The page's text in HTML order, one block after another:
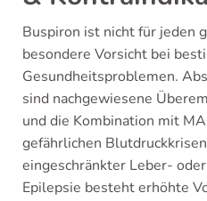
Buspiron ist nicht für jeden
besondere Vorsicht bei
Gesundheitsproblemen.
sind nachgewiesene
und die Kombination mit
gefährlichen
eingeschränkter Leber-
Epilepsie besteht erhöhte